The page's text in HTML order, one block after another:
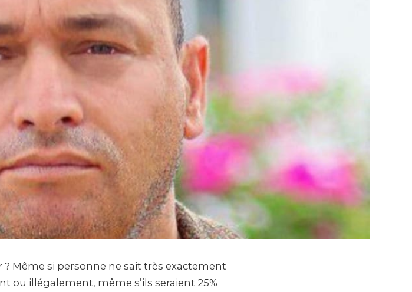
? Même si personne ne sait très exactement
ou illégalement, même s’ils seraient 25%